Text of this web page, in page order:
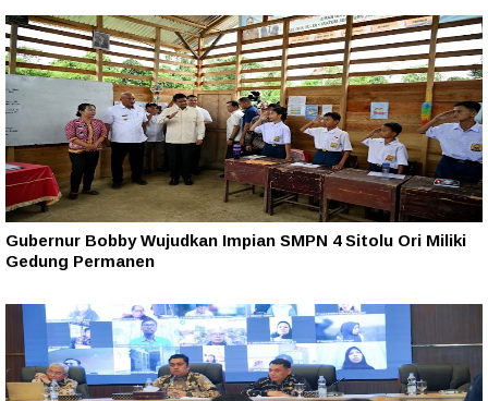
Gubernur Bobby Wujudkan Impian SMPN 4 Sitolu Ori Miliki
Gedung Permanen